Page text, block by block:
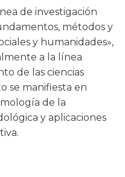
de investigación
métodos y
y humanidades»,
a la línea
de las ciencias
se manifiesta en
de la
y aplicaciones